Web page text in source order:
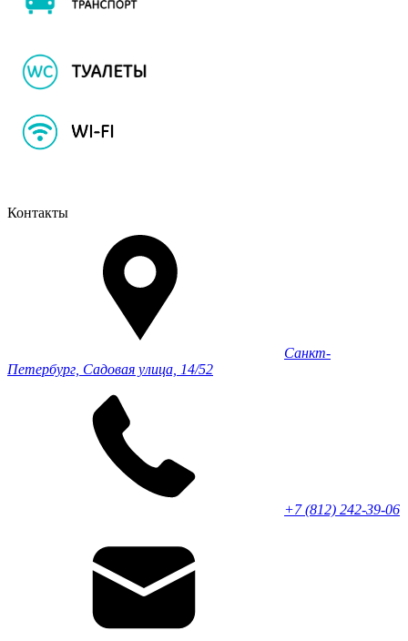
Контакты
Санкт-
Петербург, Садовая улица, 14/52
+7 (812) 242-39-06